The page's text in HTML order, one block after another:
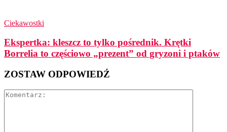
Ciekawostki
Ekspertka: kleszcz to tylko pośrednik. Krętki
Borrelia to częściowo „prezent” od gryzoni i ptaków
ZOSTAW ODPOWIEDŹ